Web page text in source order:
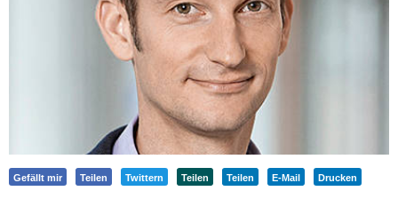
Gefällt mir Teilen Twittern Teilen Teilen E-Mail Drucken